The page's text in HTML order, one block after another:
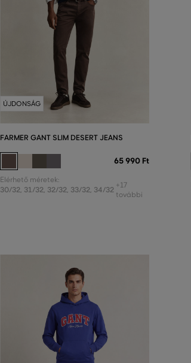
ÚJDONSÁG
FARMER GANT SLIM DESERT JEANS
65 990 Ft
Elérhető méretek:
30/32, 31/32, 32/32, 33/32, 34/32 +17
további